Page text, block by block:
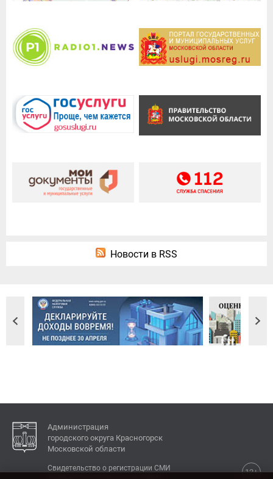
Новости в RSS
Администрация
городского округа Красногорск
Московской области
12+
Свидетельство о регистрации СМИ